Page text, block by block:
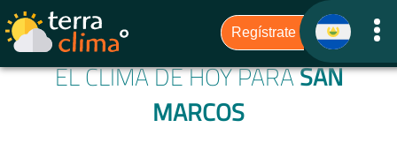
EL CLIMA DE HOY PARASAN
MARCOS